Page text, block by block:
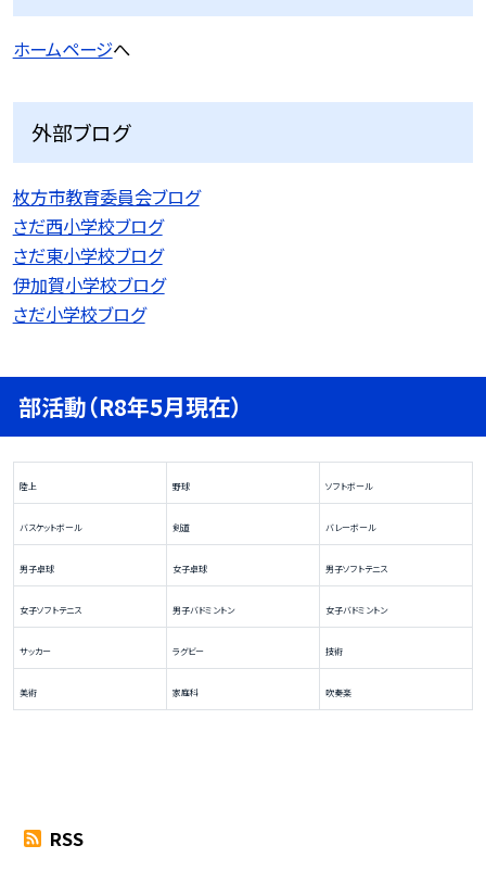
ホームページへ
外部ブログ
枚方市教育委員会ブログ
さだ西小学校ブログ
さだ東小学校ブログ
伊加賀小学校ブログ
さだ小学校ブログ
部活動（R8年5月現在）
陸上 野球 ソフトボール
バスケットボール 剣道 バレーボール
男子卓球 女子卓球 男子ソフトテニス
女子ソフトテニス 男子バドミントン 女子バドミントン
サッカー ラグビー 技術
美術 家庭科 吹奏楽
RSS